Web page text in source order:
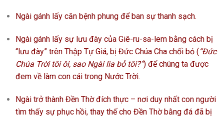
Ngài gánh lấy căn bệnh phung để ban sự thanh sạch.
Ngài gánh lấy sự lưu đày của Giê-ru-sa-lem bằng cách bị
“lưu đày” trên Thập Tự Giá, bị Đức Chúa Cha chối bỏ ( “Đức
Chúa Trời tôi ôi, sao Ngài lìa bỏ tôi?”) để chúng ta được
đem về làm con cái trong Nước Trời.
Ngài trở thành Đền Thờ đích thực – nơi duy nhất con người
tìm thấy sự phục hồi, thay thế cho Đền Thờ bằng đá đã bị